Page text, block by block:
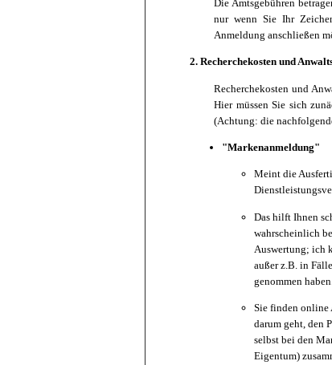
Die Amtsgebühren
nur wenn Sie Ihr
Anmeldung anschließen
2. Recherchekosten und
Recherchekosten und
Hier müssen Sie sich
(Achtung: die
"Markenanmeldung"
Meint die
Das hilft Ihnen
wahrscheinlich
Auswertung; ich
außer z.B. in
genommen haben.
Sie finden online
darum geht, den
selbst bei den
Eigentum)